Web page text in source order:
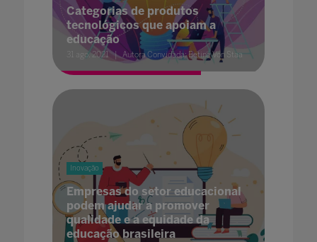
Categorias de produtos
tecnológicos que apoiam a
educação
31 ago. 2021 Autora Convidada: Betina Von Staa
Inovação
Empresas do setor educacional
podem ajudar a promover
qualidade e a equidade da
educação brasileira